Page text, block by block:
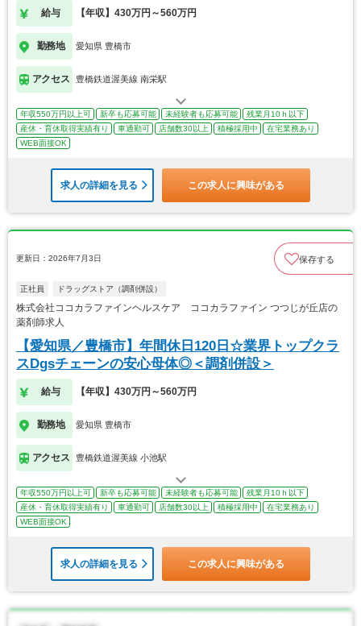
給与 【年収】430万円～560万円
勤務地 愛知県 豊橋市
アクセス 豊橋鉄道渥美線 南栄駅
年収550万円以上可 新卒も応募可能 未経験者も応募可能
残業月10ｈ以下
産休・育休取得実績有り
車通勤可 店舗数30以上 積極採用中
在宅業務あり
WEB面接OK
求人の詳細を見る この求人に興味がある
更新日：2026年7月3日 保存する
正社員 ドラッグストア（調剤併設）
株式会社ココカラファインヘルスケア ココカラファイン つつじが丘店の
薬剤師求人
【愛知県／豊橋市】年間休日120日☆業界トップクラ
スDgsチェーンの安心母体◎＜調剤併設＞
給与 【年収】430万円～560万円
勤務地 愛知県 豊橋市
アクセス 豊橋鉄道渥美線 小池駅
年収550万円以上可 新卒も応募可能 未経験者も応募可能
残業月10ｈ以下
産休・育休取得実績有り
車通勤可 店舗数30以上 積極採用中
在宅業務あり
WEB面接OK
求人の詳細を見る この求人に興味がある